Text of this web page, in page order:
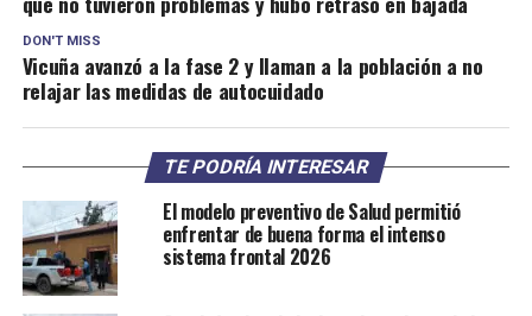
DON'T MISS
Vicuña avanzó a la fase 2 y llaman a la población a no
relajar las medidas de autocuidado
TE PODRÍA INTERESAR
El modelo preventivo de Salud permitió
enfrentar de buena forma el intenso
sistema frontal 2026